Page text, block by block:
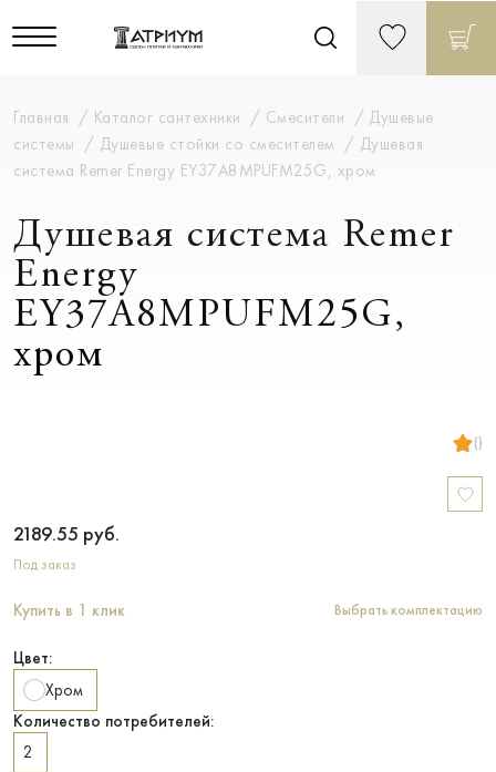
Главная Каталог сантехники Смесители
Душевые
системы
Душевые стойки со смесителем
Душевая
система Remer Energy EY37A8MPUFM25G, хром
Душевая система Remer
Energy
EY37A8MPUFM25G,
хром
()
2189.55 руб.
Под заказ
Купить в 1 клик Выбрать комплектацию
Цвет:
Хром
Количество потребителей:
2